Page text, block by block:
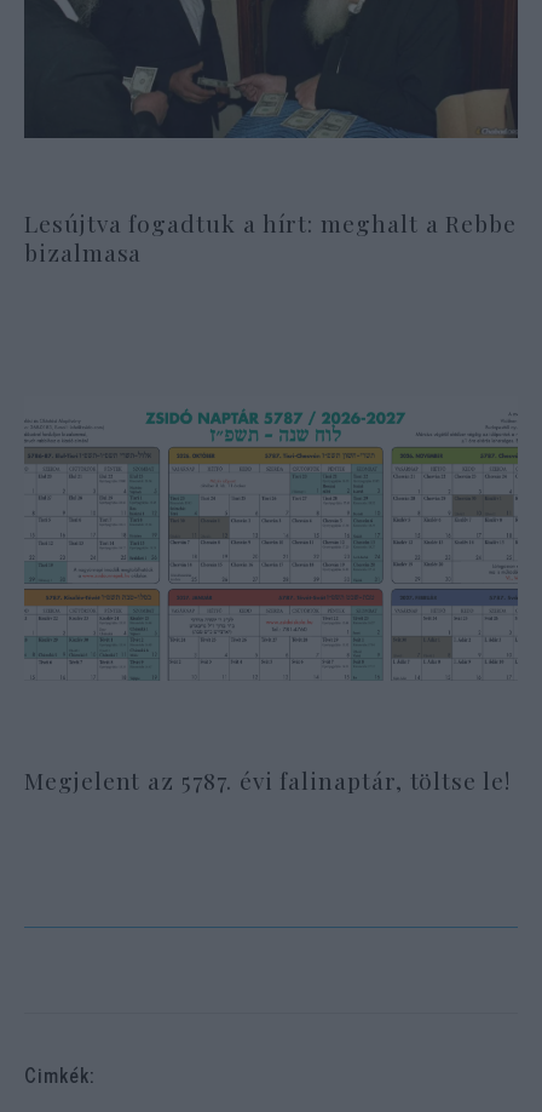
Lesújtva fogadtuk a hírt: meghalt a Rebbe
bizalmasa
Megjelent az 5787. évi falinaptár, töltse le!
Cimkék: